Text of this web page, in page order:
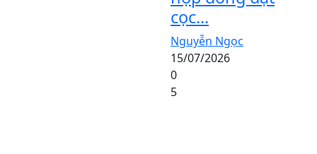
cọc...
Nguyễn Ngọc
15/07/2026
0
5